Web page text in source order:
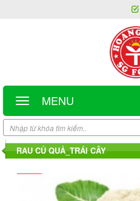
MENU
RAU CỦ QUẢ_TRÁI CÂY